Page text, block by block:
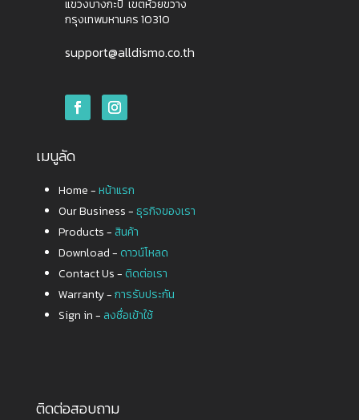
แขวงบางกะปิ เขตห้วยขวาง
กรุงเทพมหานคร 10310
support@alldismo.co.th
เมนูลัด
Home -หน้าแรก
Our Business -ธุรกิจของเรา
Products - สินค้า
Download - ดาวน์โหลด
Contact Us - ติดต่อเรา
Warranty -การรับประกัน
Sign in - ลงชื่อเข้าใช้
ติดต่อสอบถาม